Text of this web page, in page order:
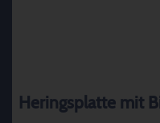
Heringsplatte mit